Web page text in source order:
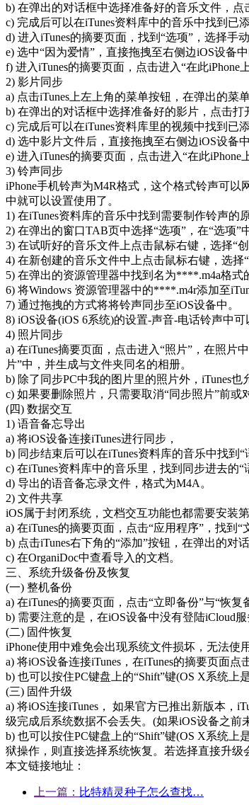
b) 在弹出的对话框中选择准备好的音乐文件，点
c) 完成后可以在iTunes资料库中的音乐中找到已
d) 进入iTunes的摘要页面，找到“选项”，选择手
e) 选中“因为爱情”，直接拖拽至右侧边iOS设备中
f) 进入iTunes的摘要页面，点击进入“在此iPhone
2) 影片同步
a) 点击iTunes上左上角的菜单按钮，在弹出的菜
b) 在弹出的对话框中选择准备好的影片，点击打
c) 完成后可以在iTunes资料库里的视频中找到已
d) 选中影片文件后，直接拖拽至右侧边iOS设备
e) 进入iTunes的摘要页面，点击进入“在此
3) 铃声同步
iPhone手机铃声为M4R格式，这个格式铃声可以
中就可以设置使用了。
1) 在iTunes资料库的音乐中找到需要制作铃声的
2) 在弹出的窗口TAB页中选择“选项”，在“选项”
3) 在试听好的音乐文件上点击鼠标右键，选择“
4) 在新创建的音乐文件中上点击鼠标右键，选择
5) 在弹出的资源管理器中找到名为****.m4a格式
6) 将Windows 资源管理器中的****.m4r添加至
7) 通过拖拽的方式将将铃声同步至iOS设备中。
8) iOS设备(iOS 6系统)的设置-声音-电话铃声中
4) 照片同步
a) 在iTunes摘要页面，点击进入“照片”，在照
片”中，并生成与文件夹同名的相册。
b) 除了同步PC中我的图片里的照片外，iTunes
c) 如果要删除照片，只需要取消“同步照片”前或
(四) 数据交互
1) 语音备忘导出
a) 将iOS设备连接iTunes进行同步，
b) 同步结束后可以在iTunes资料库的音乐中找到“
c) 在iTunes资料库中的音乐里，找到同步进去的
d) 导出的语音备忘录文件，格式为M4A。
2) 文件共享
iOS属于封闭系统，文档交互功能也都需要安装
a) 在iTunes的摘要页面，点击“应用程序”，找到“
b) 点击iTunes右下角的“添加”按钮，在弹出的对
c) 在OrganiDoc中查看导入的文档。
三、系统升级备份及恢复
(一) 整机备份
a) 在iTunes的摘要页面，点击“立即备份”与“恢
b) 需要注意的是，在iOS设备中没有登陆iCloud
(二) 固件恢复
iPhone使用中难免会出现系统文件损坏，无法使
a) 将iOS设备连接iTunes，在iTunes的摘要页面
b) 也可以按住PC键盘上的“Shift”键(OS X系统上
(三) 固件升级
a) 将iOS连接iTunes， 如果官方已推出新版本，
级完成后系统数据不会丢失。(如果iOS设备之
b) 也可以按住PC键盘上的“Shift”键(OS X系统
狱操作，则直接选择系统恢复。若选择直接升
本文链接地址：
上一篇： 比特精灵种子怎么查找…